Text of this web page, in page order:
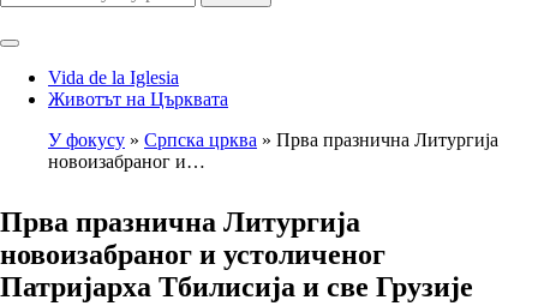
Vida de la Iglesia
Животът на Църквата
Breadcrumb
У фокусу Српска црква
Прва празнична Литургија
новоизабраног и…
Прва празнична Литургија
новоизабраног и устоличеног
Патријарха Тбилисија и све Грузије